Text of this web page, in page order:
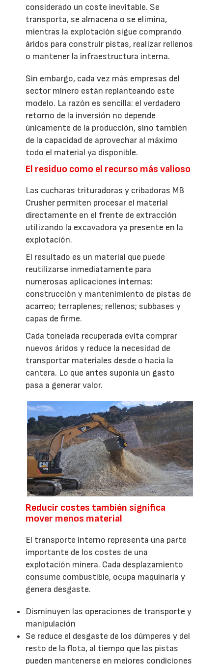
considerado un coste inevitable. Se
transporta, se almacena o se elimina,
mientras la explotación sigue comprando
áridos para construir pistas, realizar rellenos
o mantener la infraestructura interna.
Sin embargo, cada vez más empresas del
sector minero están replanteando este
modelo. La razón es sencilla: el verdadero
retorno de la inversión no depende
únicamente de la producción, sino también
de la capacidad de aprovechar al máximo
todo el material ya disponible.
El residuo como el recurso más valioso
Las cucharas trituradoras y cribadoras MB
Crusher permiten procesar el material
directamente en el frente de extracción
utilizando la excavadora ya presente en la
explotación.
El resultado es un material que puede
reutilizarse inmediatamente para
numerosas aplicaciones internas:
construcción y mantenimiento de pistas de
acarreo; terraplenes; rellenos; subbases y
capas de firme.
Cada tonelada recuperada evita comprar
nuevos áridos y reduce la necesidad de
transportar materiales desde o hacia la
cantera. Lo que antes suponía un gasto
pasa a generar valor.
Reducir costes también significa
mover menos material
El transporte interno representa una parte
importante de los costes de una
explotación minera. Cada desplazamiento
consume combustible, ocupa maquinaria y
genera desgaste.
Disminuyen las operaciones de transporte y
manipulación
Se reduce el desgaste de los dúmperes y del
resto de la flota, al tiempo que las pistas
pueden mantenerse en mejores condiciones